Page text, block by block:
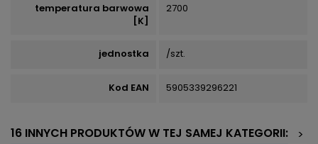
temperatura barwowa
[K]
2700
jednostka /szt.
Kod EAN 5905339296221
16 INNYCH PRODUKTÓW W TEJ SAMEJ KATEGORII:
>